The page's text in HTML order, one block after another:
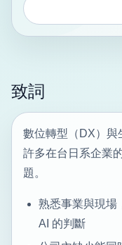
致詞
數位轉型（DX）與
許多在台日系企業
題。
熟悉事業與現場
AI 的判斷